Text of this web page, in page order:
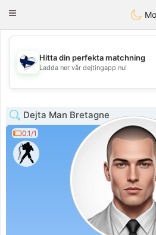
Toggle
💖
💕
Hitta din perfekta matchning
Ladda ner vår dejtingapp nu!
Dejta Man Bretagne
0.1/1